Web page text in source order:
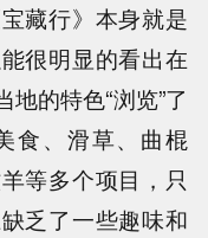
藏行》本身就是
很明显的看出在
的特色“浏览”了
食、滑草、曲棍
等多个项目，只
乏了一些趣味和